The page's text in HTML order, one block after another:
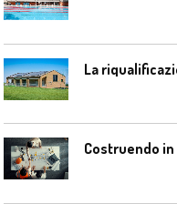
La
Costruendo